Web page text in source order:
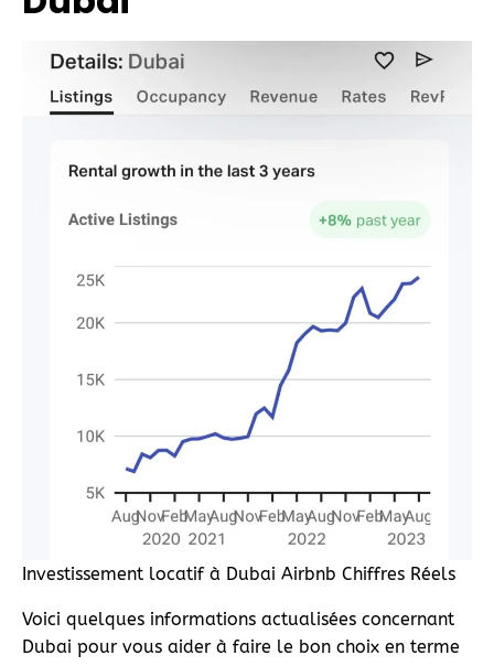
Investissement locatif à Dubai Airbnb Chiffres Réels
Voici quelques informations actualisées concernant
Dubai pour vous aider à faire le bon choix en terme